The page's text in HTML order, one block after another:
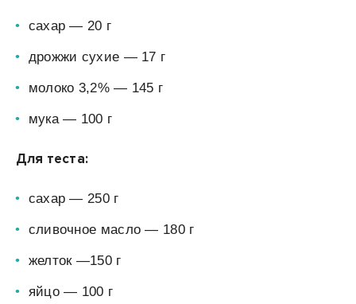
сахар — 20 г
дрожжи сухие — 17 г
молоко 3,2% — 145 г
мука — 100 г
Для теста:
сахар — 250 г
сливочное масло — 180 г
желток —150 г
яйцо — 100 г